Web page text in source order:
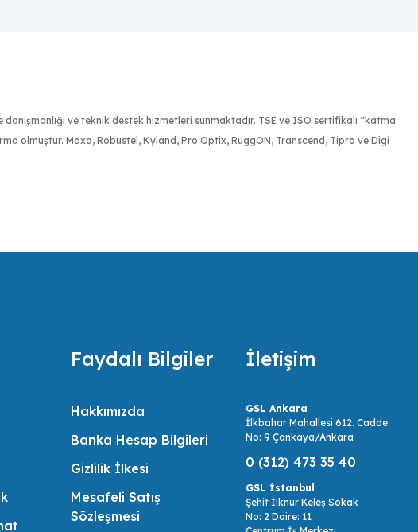
ve teknik destek hizmetleri sunmaktadır. TSE ve ISO sertifikalı “katma
olmuştur. Moxa, Robustel, Kyland, Pro Optix, RuggON, Transcend, Tipro ve Digi
şekilde tespit etmek, onlara bu ihtiyaçları doğrultusunda olabilecek en ekonomik,
Faydalı Bilgiler
Hakkımızda
Banka Hesap Bilgileri
Gizlilik İlkesi
Mesafeli Satış
Sözleşmesi
İletişim
GSL Ankara
İlkbahar Mahallesi 612. Cadde
No: 9 Çankaya/Ankara
0 (312) 473 35 40
GSL İstanbul
Şehit İlknur Keleş Sokak
No: 2 Daire: 11